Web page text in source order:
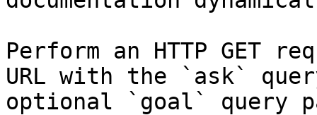
Perform an HTTP GET
URL with the `ask`
optional `goal` query